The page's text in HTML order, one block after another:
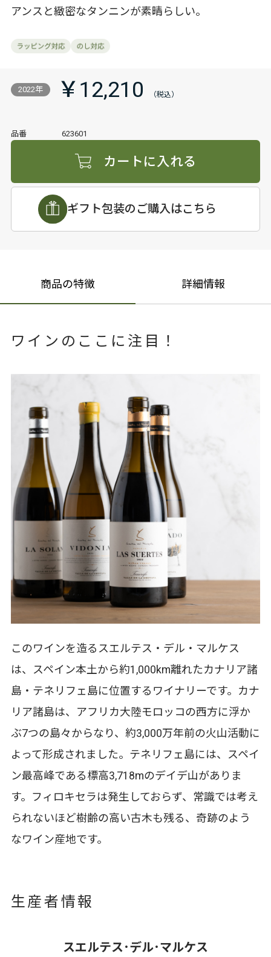
アンスと緻密なタンニンが素晴らしい。
2022年 ￥12,210
品番 623601
カートに入れる
ギフト包装のご購入はこちら
商品の特徴 詳細情報
ワインのここに注目！
このワインを造るスエルテス・デル・マルケス
は、スペイン本土から約1,000km離れたカナリア諸
島・テネリフェ島に位置するワイナリーです。カナ
リア諸島は、アフリカ大陸モロッコの西方に浮か
ぶ7つの島々からなり、約3,000万年前の火山活動に
よって形成されました。テネリフェ島には、スペイ
ン最高峰である標高3,718mのデイデ山がありま
す。フィロキセラは発生しておらず、常識では考え
られないほど樹齢の高い古木も残る、奇跡のよう
なワイン産地です。
生産者情報
スエルテス･デル･マルケス